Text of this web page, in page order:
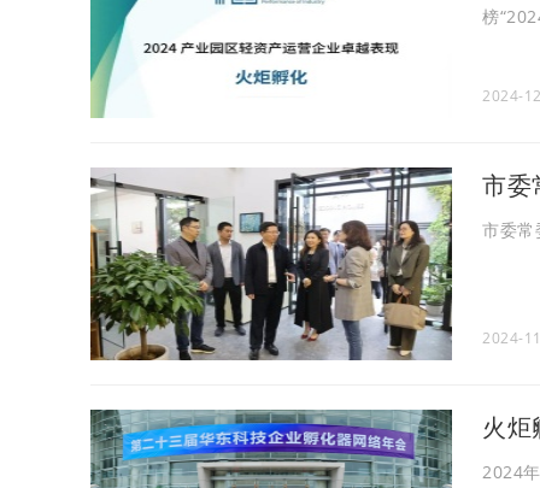
2024-
榜
市委
2024-
市委常
火
2024